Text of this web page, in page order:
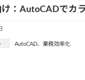
：AutoCADでカ
AutoCAD、 業務効率化